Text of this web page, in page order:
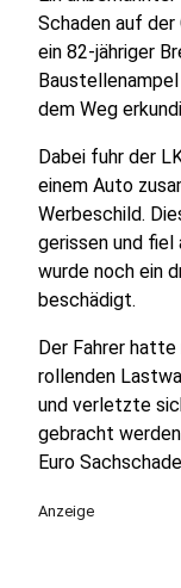
Schaden auf
ein 82-jähriger
dem Weg
Dabei fuhr der
einem Auto
Werbeschild.
gerissen und
wurde noch ein
beschädigt.
Der Fahrer
rollenden
und verletzte
gebracht
Euro
Anzeige